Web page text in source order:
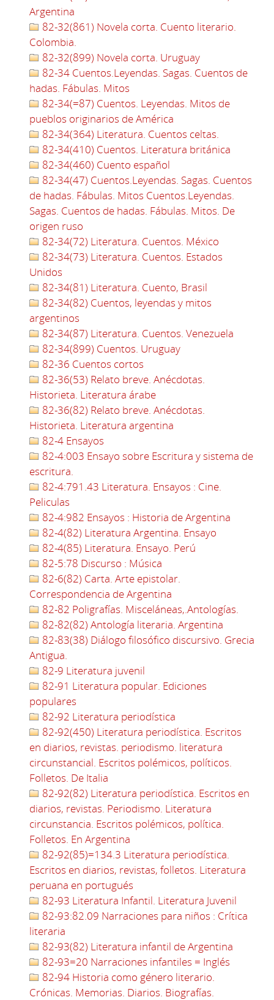
Argentina
82-32(861) Novela corta. Cuento literario.
Colombia.
82-32(899) Novela corta. Uruguay
82-34 Cuentos.Leyendas. Sagas. Cuentos de
hadas. Fábulas. Mitos
82-34(=87) Cuentos. Leyendas. Mitos de
pueblos originarios de América
82-34(364) Literatura. Cuentos celtas.
82-34(410) Cuentos. Literatura británica
82-34(460) Cuento español
82-34(47) Cuentos.Leyendas. Sagas. Cuentos
de hadas. Fábulas. Mitos Cuentos.Leyendas.
Sagas. Cuentos de hadas. Fábulas. Mitos. De
origen ruso
82-34(72) Literatura. Cuentos. México
82-34(73) Literatura. Cuentos. Estados
Unidos
82-34(81) Literatura. Cuento, Brasil
82-34(82) Cuentos, leyendas y mitos
argentinos
82-34(87) Literatura. Cuentos. Venezuela
82-34(899) Cuentos. Uruguay
82-36 Cuentos cortos
82-36(53) Relato breve. Anécdotas.
Historieta. Literatura árabe
82-36(82) Relato breve. Anécdotas.
Historieta. Literatura argentina
82-4 Ensayos
82-4:003 Ensayo sobre Escritura y sistema de
escritura.
82-4:791.43 Literatura. Ensayos : Cine.
Peliculas
82-4:982 Ensayos : Historia de Argentina
82-4(82) Literatura Argentina. Ensayo
82-4(85) Literatura. Ensayo. Perú
82-5:78 Discurso : Música
82-6(82) Carta. Arte epistolar.
Correspondencia de Argentina
82-82 Poligrafías. Misceláneas,.Antologías.
82-82(82) Antología literaria. Argentina
82-83(38) Diálogo filosófico discursivo. Grecia
Antigua.
82-9 Literatura juvenil
82-91 Literatura popular. Ediciones
populares
82-92 Literatura periodística
82-92(450) Literatura periodística. Escritos
en diarios, revistas. periodismo. literatura
circunstancial. Escritos polémicos, políticos.
Folletos. De Italia
82-92(82) Literatura periodística. Escritos en
diarios, revistas. Periodismo. Literatura
circunstancia. Escritos polémicos, política.
Folletos. En Argentina
82-92(85)=134.3 Literatura periodística.
Escritos en diarios, revistas, folletos. Literatura
peruana en portugués
82-93 Literatura Infantil. Literatura Juvenil
82-93:82.09 Narraciones para niños : Crítica
literaria
82-93(82) Literatura infantil de Argentina
82-93=20 Narraciones infantiles = Inglés
82-94 Historia como género literario.
Crónicas. Memorias. Diarios. Biografías.